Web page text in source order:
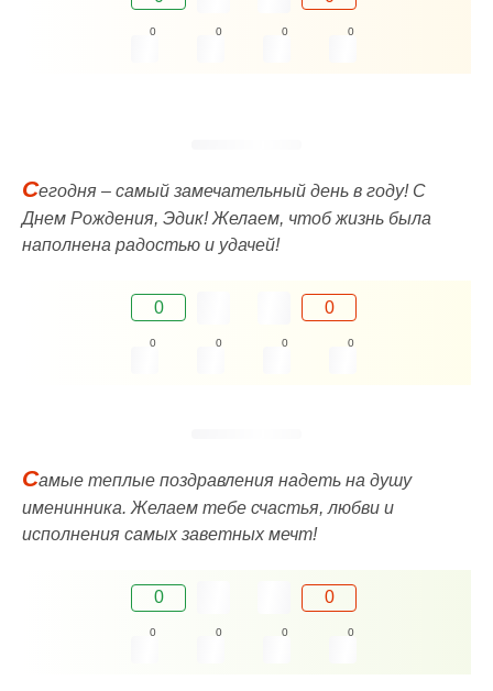
0 0 0 0
Сегодня – самый замечательный день в году! C
Днем Рождения, Эдик! Желаем, чтоб жизнь была
наполнена радостью и удачей!
0 0
0 0 0 0
Cамые теплые поздравления надеть на душу
именинника. Желаем тебе счастья, любви и
исполнения самых заветных мечт!
0 0
0 0 0 0